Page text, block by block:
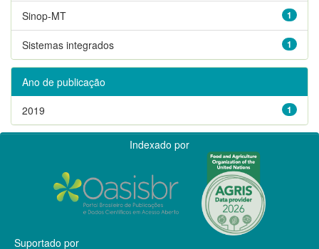
1
Sinop-MT
1
Sistemas integrados
Ano de publicação
1
2019
Indexado por
Suportado por